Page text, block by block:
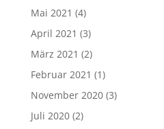
Mai 2021 (4)
April 2021 (3)
März 2021 (2)
Februar 2021 (1)
November 2020(3)
Juli 2020(2)